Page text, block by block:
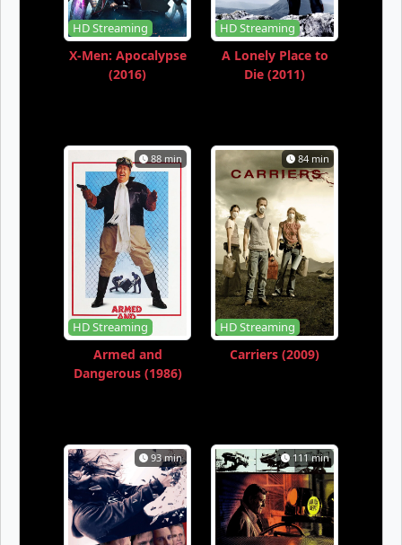
HD Streaming
X-Men: Apocalypse
(2016)
HD Streaming
A Lonely Place to
Die (2011)
88 min
HD Streaming
Armed and
Dangerous (1986)
84 min
HD Streaming
Carriers (2009)
93 min 111 min